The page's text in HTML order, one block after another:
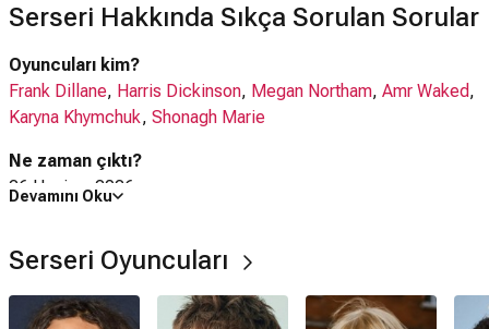
bakmaya başlar. Ancak değişim düşündüğü kadar kolay olmaz.
peşini bırakmayan alışkanlıkları, onu sürekli eski hayatına geri
çekmeye çalışır. Mike, her geçen gün kurmaya çalıştığı yeni
yaşam ile geçmişinin karanlık ve yıkıcı etkisi arasında zorlu bir
mücadele vermek zorunda kalır.
Serseri Hakkında Sıkça Sorulan Sorular
Oyuncuları kim?
Frank Dillane, Harris Dickinson, Megan Northam, Amr Waked,
Karyna Khymchuk, Shonagh Marie
Ne zaman çıktı?
26 Haziran 2026
Serseri filmiİngiltere,ABD'da çekilmiştir.
Kaç saat?
Devamını Oku
Serseri Oyuncuları